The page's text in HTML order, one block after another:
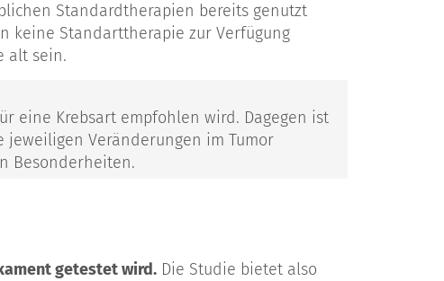
Standardtherapien bereits genutzt
keine Standarttherapie zur Verfügung
alt sein.
eine Krebsart empfohlen wird. Dagegen ist
Veränderungen im Tumor
Besonderheiten.
getestet wird. Die Studie bietet also